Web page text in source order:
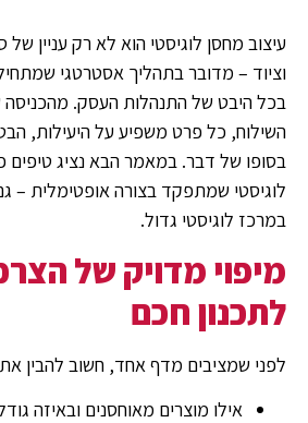
עיצוב מחסן לוגיסטי הוא לא רק עניין
וציוד – מדובר בתהליך אסטרטגי
בכל היבט של התנהלות העסק. מהכניסה
השילוח, כל פרט משפיע על היעילות,
בסופו של דבר. במאמר הבא נציג טיפים
לוגיסטי שמתפקד בצורה אופטימלית –
במרכז לוגיסטי גדול.
מיפוי מדויק של
לתכנון חכם
לפני שמציבים מדף אחד, חשוב להבין
אילו מוצרים מאוחסנים ובאיזה